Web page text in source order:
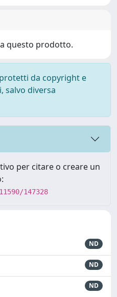
questo prodotto.
da copyright e
salvo diversa
per citare o creare un
147328
ND
ND
ND